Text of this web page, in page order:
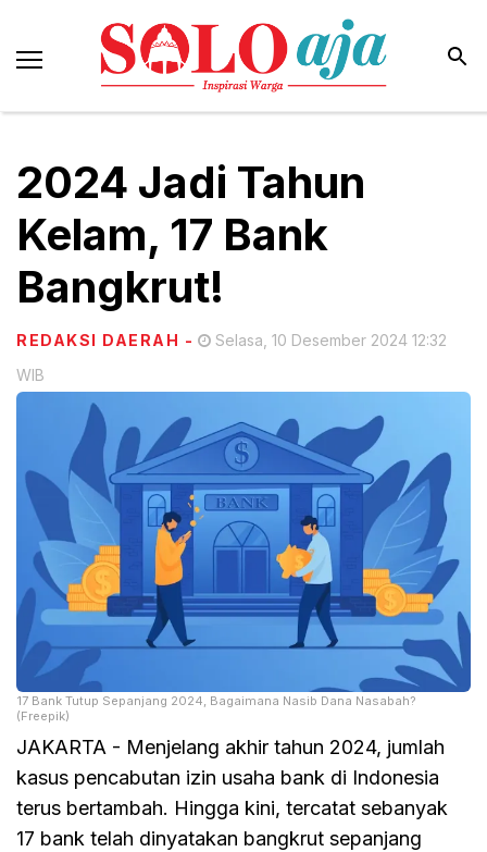
2024 Jadi Tahun
Kelam, 17 Bank
Bangkrut!
REDAKSI DAERAH -
Selasa, 10 Desember 2024 12:32
WIB
17 Bank Tutup Sepanjang 2024, Bagaimana Nasib Dana Nasabah?
(Freepik)
JAKARTA - Menjelang akhir tahun 2024, jumlah
kasus pencabutan izin usaha bank di Indonesia
terus bertambah. Hingga kini, tercatat sebanyak
17 bank telah dinyatakan bangkrut sepanjang